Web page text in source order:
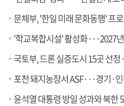
문체부, '한일 미래 문화동행' 프
'학교복합시설' 활성화···2027년까지 기
국토부, 드론 실증도시 15곳 선정
포천 돼지농장서 ASF···경기·인
윤석열 대통령 방일 성과와 북한